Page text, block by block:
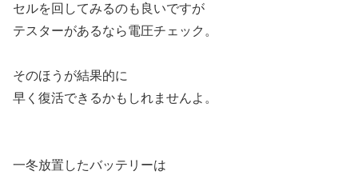
セルを回してみるのも良いですが
テスターがあるなら電圧チェック。
そのほうが結果的に
早く復活できるかもしれませんよ。
一冬放置したバッテリーは